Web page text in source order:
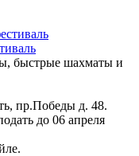
быстрые шахматы и
пр.Победы д. 48.
до 06 апреля